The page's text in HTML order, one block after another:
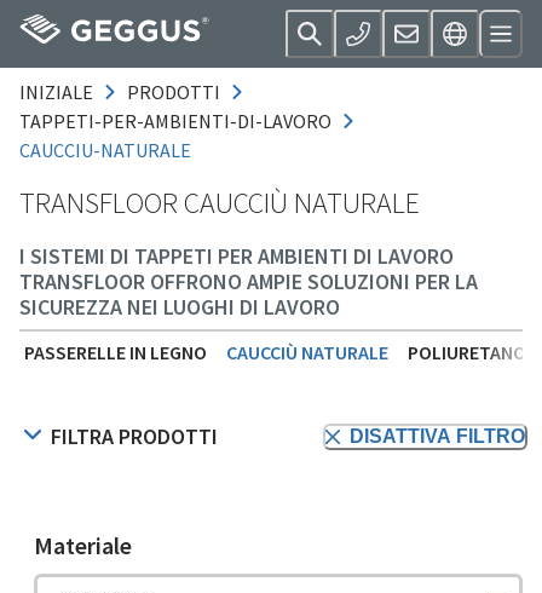
INIZIALE
PRODOTTI
TAPPETI-PER-AMBIENTI-DI-LAVORO
CAUCCIU-NATURALE
TRANSFLOOR CAUCCIÙ NATURALE
I SISTEMI DI TAPPETI PER AMBIENTI DI LAVORO
TRANSFLOOR OFFRONO AMPIE SOLUZIONI PER LA
SICUREZZA NEI LUOGHI DI LAVORO
PASSERELLE IN LEGNO CAUCCIÙ NATURALE POLIURETANO
FILTRA PRODOTTI DISATTIVA FILTRO
Materiale